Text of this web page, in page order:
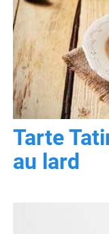
Tarte
au lard